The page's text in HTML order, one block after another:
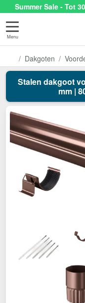
Summer Sale - Tot
Menu
Dakgoten
Stalen dakgoot
mm |